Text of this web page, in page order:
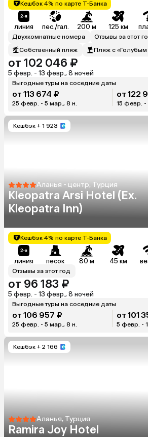
Кешбэк 4% по карте Т-Банка
линия пес./гал. 200 м 125 км
Двухкомнатные номера
Отзывы за этот
Собственный пляж
Пляж с
от 102 046 ₽
5 февр. - 13 февр., 8 ночей
Выгодные туры на соседние даты
от 113 674 ₽
25 февр. - 5 мар., 8 н.
от 122
15 февр. -
Кешбэк + 1 923
Аланья - центр, Турция
Kleopatra Arsi Hotel (Ex.
Kleopatra Inn)
Кешбэк 4% по карте Т-Банка
линия песок 80 м 45 км
Отзывы за этот год
от 96 183 ₽
5 февр. - 13 февр., 8 ночей
Выгодные туры на соседние даты
от 106 957 ₽
25 февр. - 5 мар., 8 н.
от 101
5 февр. -
Кешбэк + 2 166
Аланья, Турция
Ramira Joy Hotel